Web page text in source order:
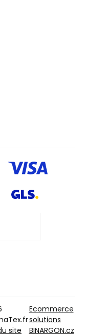
site
Ecommerce
solutions
BINARGON.cz